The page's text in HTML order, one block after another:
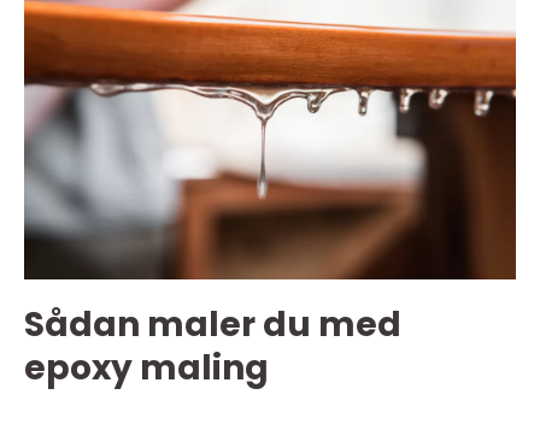
Sådan maler du med
epoxy maling